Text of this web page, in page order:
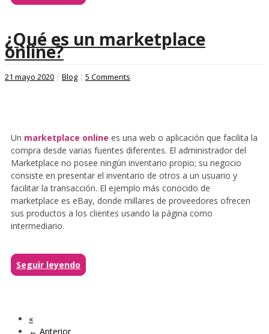
¿Qué es un marketplace
online?
21 mayo 2020 | Blog | 5 Comments
Un marketplace online es una web o aplicación que facilita la
compra desde varias fuentes diferentes. El administrador del
Marketplace no posee ningún inventario propio; su negocio
consiste en presentar el inventario de otros a un usuario y
facilitar la transacción. El ejemplo más conocido de
marketplace es eBay, donde millares de proveedores ofrecen
sus productos a los clientes usando la página como
intermediario.
Seguir leyendo
«
← Anterior